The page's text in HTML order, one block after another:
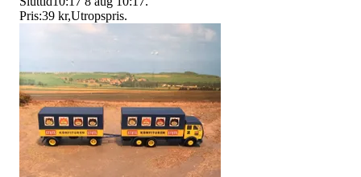
Pris:39 kr,Utropspris.